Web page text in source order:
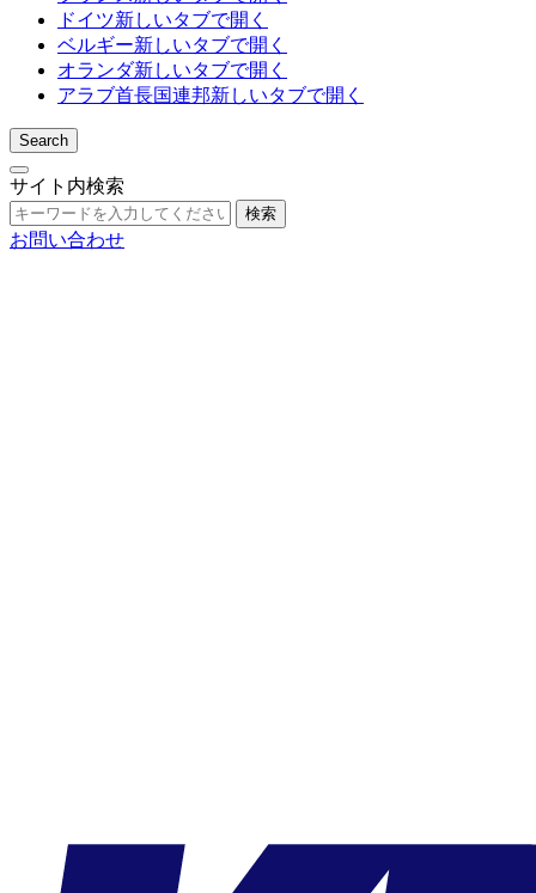
ドイツ新しいタブで開く
ベルギー新しいタブで開く
オランダ新しいタブで開く
アラブ首長国連邦新しいタブで開く
Search
サイト内検索
検索
お問い合わせ